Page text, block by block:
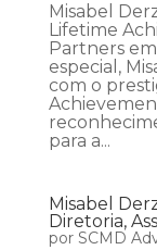
Misabel
Lifetime
Partners
especial,
com o
para a...
Misabel
Diretoria,
por SCMD